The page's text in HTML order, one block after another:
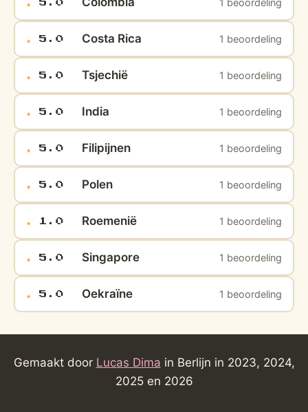
★ 5.0 1 beoordeling
★ 5.0 Costa Rica 1 beoordeling
★ 5.0 Tsjechië 1 beoordeling
★ 5.0 India 1 beoordeling
★ 5.0 Filipijnen 1 beoordeling
★ 5.0 Polen 1 beoordeling
★ 1.0 Roemenië 1 beoordeling
★ 5.0 Singapore 1 beoordeling
★ 5.0 Oekraïne 1 beoordeling
Gemaakt door Lucas Dima in Berlijn in 2023, 2024,
2025 en 2026